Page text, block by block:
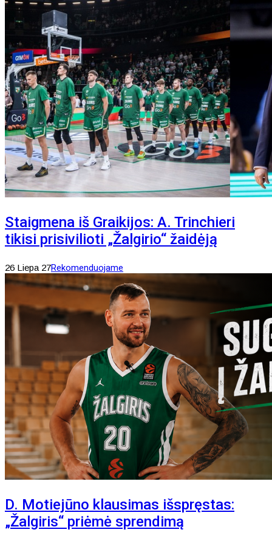
Staigmena iš Graikijos: A. Trinchieri
tikisi prisivilioti „Žalgirio“ žaidėją
26 Liepa 27Rekomenduojame
D. Motiejūno klausimas išspręstas:
„Žalgiris“ priėmė sprendimą